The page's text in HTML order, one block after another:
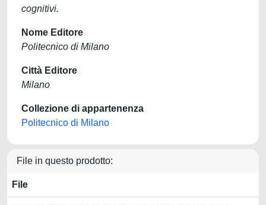
cognitivi.
Nome Editore
Politecnico di Milano
Città Editore
Milano
Collezione di appartenenza
Politecnico di Milano
File in questo prodotto:
File